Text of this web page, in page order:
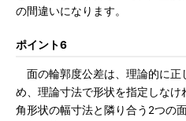
の間違いになります。
ポイント6
面の輪郭度公差は、理論的に正
め、理論寸法で形状を指定しな
角形状の幅寸法と隣り合う2つの